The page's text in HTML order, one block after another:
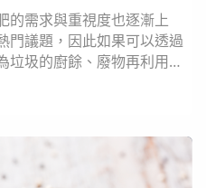
的需求與重視度也逐漸上
門議題，因此如果可以透過
垃圾的廚餘、廢物再利用，
蚓肥」正是最佳方案之
指蚯蚓消化廚餘、廢棄農
產生無臭味、具有堆肥價值
物進行發酵的「堆肥」更有